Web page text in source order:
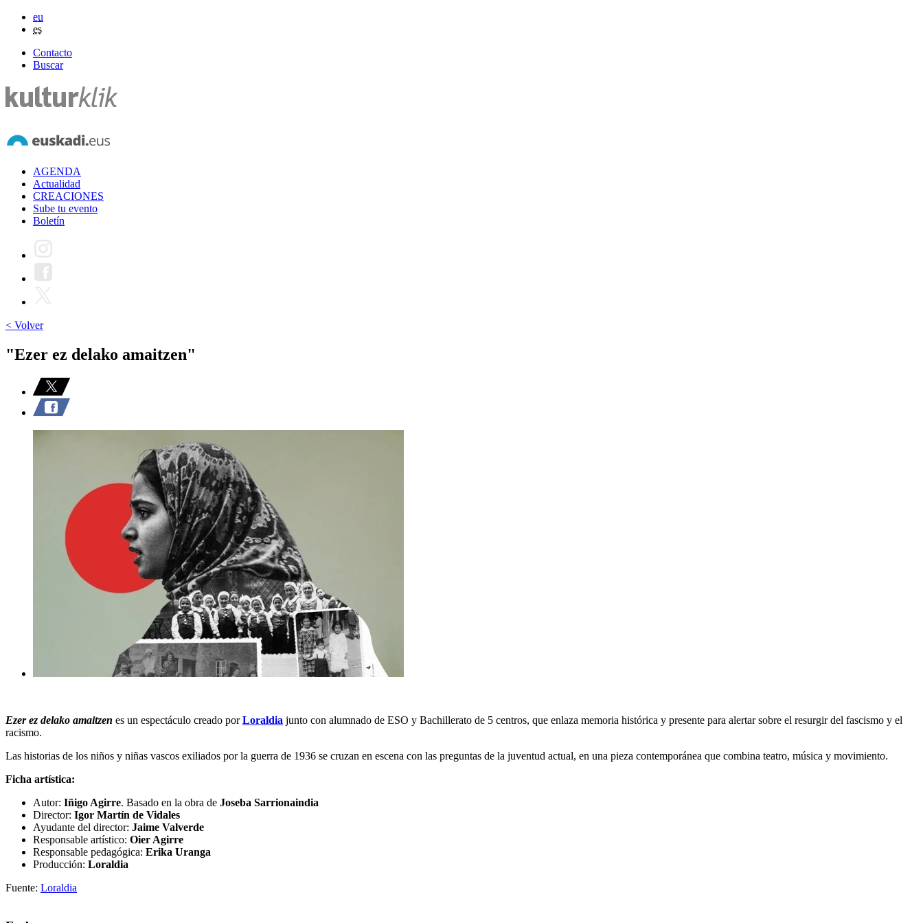
eu
es
Contacto
Buscar
AGENDA
Actualidad
CREACIONES
Sube tu evento
Boletín
< Volver
"Ezer ez delako amaitzen"
Ezer ez delako amaitzen es un espectáculo creado por Loraldia junto con alumnado de ESO y Bachillerato de 5 centros, que enlaza memoria histórica y presente para alertar sobre el resurgir del fascismo y el
racismo.
Las historias de los niños y niñas vascos exiliados por la guerra de 1936 se cruzan en escena con las preguntas de la juventud actual, en una pieza contemporánea que combina teatro, música y movimiento.
Ficha artística:
Autor: Iñigo Agirre. Basado en la obra de Joseba Sarrionaindia
Director: Igor Martín de Vidales
Ayudante del director: Jaime Valverde
Responsable artístico: Oier Agirre
Responsable pedagógica: Erika Uranga
Producción: Loraldia
Fuente: Loraldia